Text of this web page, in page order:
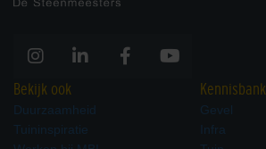
Bekijk ook
Duurzaamheid
Tuininspiratie
Kennisbank
Gevel
Infra